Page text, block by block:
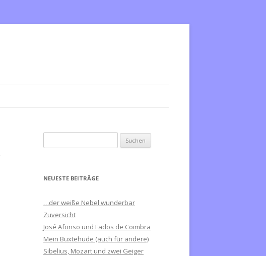
u
h
n
a
c
h
NEUESTE BEITRÄGE
…der weiße Nebel wunderbar
Zuversicht
José Afonso und Fados de Coimbra
Mein Buxtehude (auch für andere)
Sibelius, Mozart und zwei Geiger